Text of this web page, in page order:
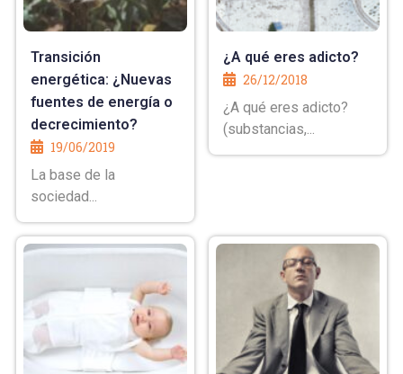
Transición
energética: ¿Nuevas
fuentes de energía o
decrecimiento?
19/06/2019
La base de la
sociedad...
¿A qué eres adicto?
26/12/2018
¿A qué eres adicto?
(substancias,...